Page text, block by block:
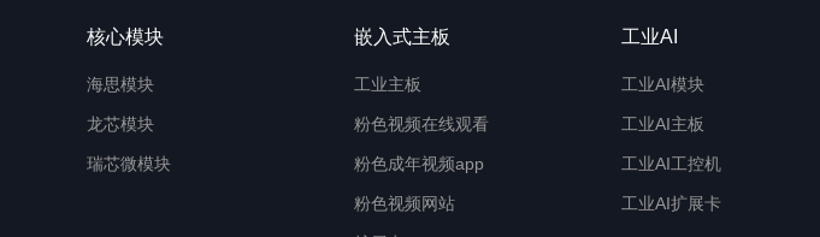
核心模块
海思模块
龙芯模块
瑞芯微模块
嵌入式主板
工业主板
粉色视频在线观看
粉色成年视频app
粉色视频网站
工业AI
工业AI模块
工业AI主板
工业AI工控机
工业AI扩展卡